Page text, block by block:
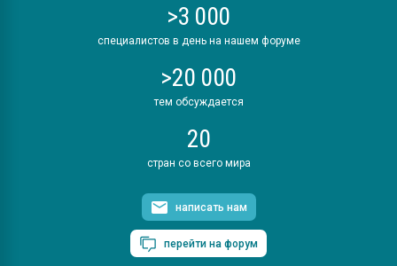
>3 000
специалистов в день на нашем форуме
>20 000
тем обсуждается
20
стран со всего мира
написать нам
перейти на форум